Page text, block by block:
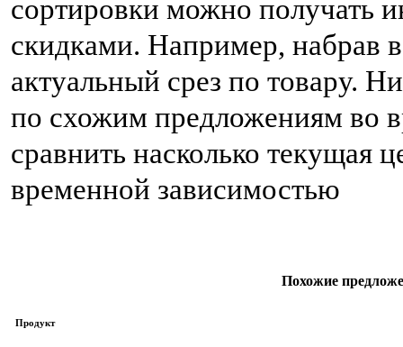
сортировки можно получать
скидками. Например, набрав
актуальный срез по товару.
по схожим предложениям во
сравнить насколько текущая
временной зависимостью
Похожие
Продукт